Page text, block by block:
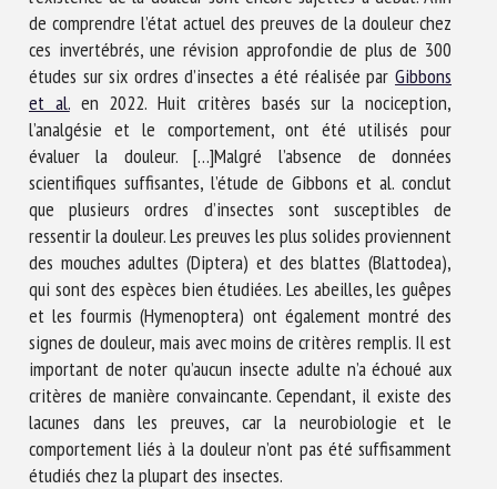
de comprendre l’état actuel des preuves de la douleur chez
ces invertébrés, une révision approfondie de plus de 300
études sur six ordres d’insectes a été réalisée parGibbons
et al.en 2022. Huit critères basés sur la nociception,
l’analgésie et le comportement, ont été utilisés pour
évaluer la douleur. […]Malgré l’absence de données
scientifiques suffisantes, l’étude de Gibbons et al. conclut
que plusieurs ordres d’insectes sont susceptibles de
ressentir la douleur. Les preuves les plus solides proviennent
des mouches adultes (Diptera) et des blattes (Blattodea),
qui sont des espèces bien étudiées. Les abeilles, les guêpes
et les fourmis (Hymenoptera) ont également montré des
signes de douleur, mais avec moins de critères remplis. Il est
important de noter qu’aucun insecte adulte n’a échoué aux
critères de manière convaincante. Cependant, il existe des
lacunes dans les preuves, car la neurobiologie et le
comportement liés à la douleur n’ont pas été suffisamment
étudiés chez la plupart des insectes.